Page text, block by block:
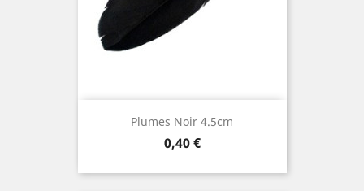
Plumes Noir 4.5cm
Prix
0,40 €